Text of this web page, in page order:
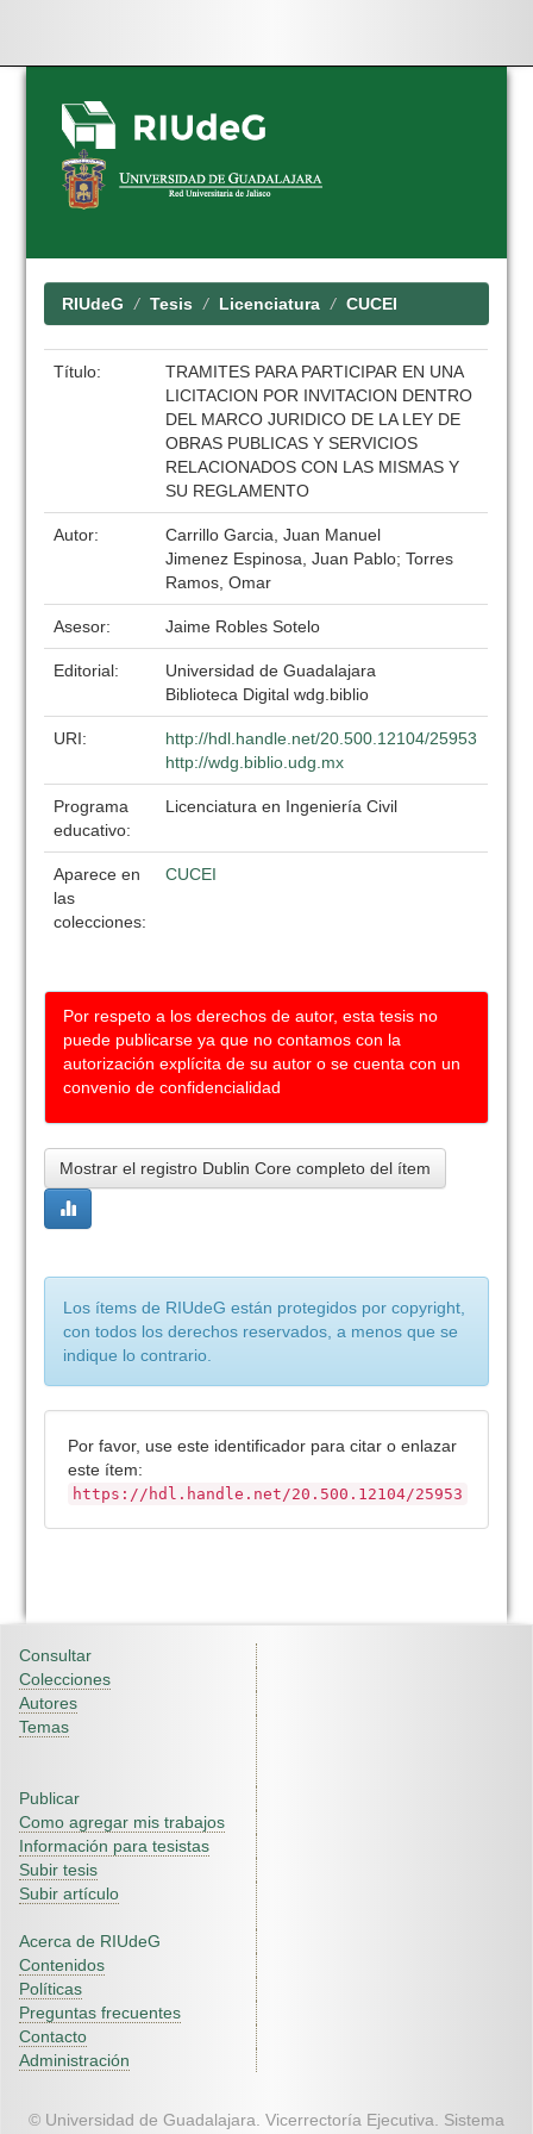
Skip
navigation
RIUdeG Tesis Licenciatura CUCEI
Título:
TRAMITES PARA PARTICIPAR EN UNA
LICITACION POR INVITACION DENTRO
DEL MARCO JURIDICO DE LA LEY DE
OBRAS PUBLICAS Y SERVICIOS
RELACIONADOS CON LAS MISMAS Y
SU REGLAMENTO
Autor:
Carrillo Garcia, Juan Manuel
Jimenez Espinosa, Juan Pablo; Torres
Ramos, Omar
Asesor: Jaime Robles Sotelo
Editorial:
Universidad de Guadalajara
Biblioteca Digital wdg.biblio
URI:
http://hdl.handle.net/20.500.12104/25953
http://wdg.biblio.udg.mx
Programa
educativo:
Licenciatura en Ingeniería Civil
Aparece en
las
colecciones:
CUCEI
Por respeto a los derechos de autor, esta tesis no
puede publicarse ya que no contamos con la
autorización explícita de su autor o se cuenta con un
convenio de confidencialidad
Mostrar el registro Dublin Core completo del ítem
Los ítems de RIUdeG están protegidos por copyright,
con todos los derechos reservados, a menos que se
indique lo contrario.
Por favor, use este identificador para citar o enlazar
este ítem:
https://hdl.handle.net/20.500.12104/25953
Consultar
Colecciones
Autores
Temas
Publicar
Como agregar mis trabajos
Información para tesistas
Subir tesis
Subir artículo
Acerca de RIUdeG
Contenidos
Políticas
Preguntas frecuentes
Contacto
Administración
© Universidad de Guadalajara. Vicerrectoría Ejecutiva. Sistema